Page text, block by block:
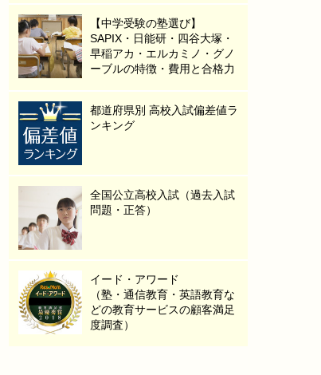
【中学受験の塾選び】
SAPIX・日能研・四谷大塚・
早稲アカ・エルカミノ・グノ
ーブルの特徴・費用と合格力
都道府県別 高校入試偏差値ラ
ンキング
全国公立高校入試（過去入試
問題・正答）
イード・アワード
（塾・通信教育・英語教育な
どの教育サービスの顧客満足
度調査）